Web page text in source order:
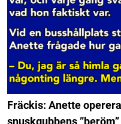
Fräckis: Anette
snuskgubbens